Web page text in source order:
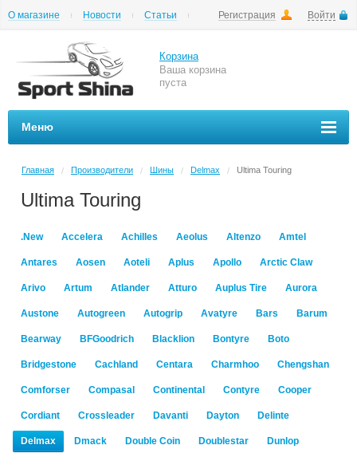
Регистрация Войти
О магазине Новости
Статьи
Корзина
Ваша корзина
пуста
Меню
Главная / Производители / Шины / Delmax / Ultima Touring
Ultima Touring
.New Accelera Achilles Aeolus Altenzo Amtel
Antares Aosen Aoteli Aplus Apollo Arctic Claw
Arivo Artum Atlander Atturo Auplus Tire Aurora
Austone Autogreen Autogrip Avatyre Bars Barum
Bearway BFGoodrich Blacklion Bontyre Boto
Bridgestone Cachland Centara Charmhoo Chengshan
Comforser Compasal Continental Contyre Cooper
Cordiant Crossleader Davanti Dayton Delinte
Delmax Dmack Double Coin Doublestar Dunlop